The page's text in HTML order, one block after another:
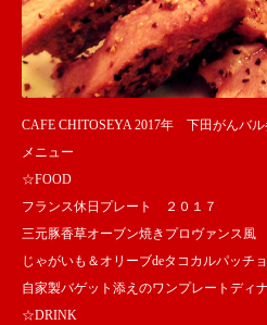
CAFE CHITOSEYA 2017年 下田がんバル
メニュー
☆FOOD
フランス休日プレート ２０１７
三元豚香草オーブン焼きプロヴァンス風
じゃがいも＆オリーブdeタコカルパッチ
自家製バゲット添えのワンプレートディ
☆DRINK